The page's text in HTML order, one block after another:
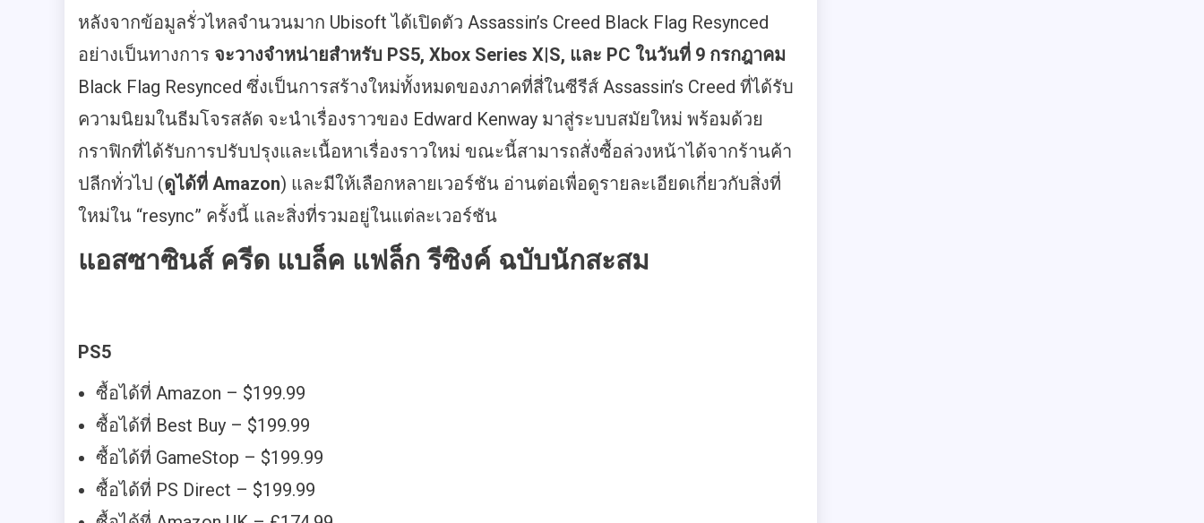
หลังจากข้อมูลรั่วไหลจำนวนมาก Ubisoft ได้เปิดตัว Assassin’s Creed Black Flag Resynced
อย่างเป็นทางการ จะวางจำหน่ายสำหรับ PS5, Xbox Series X|S, และ PC ในวันที่ 9 กรกฎาคม
Black Flag Resynced ซึ่งเป็นการสร้างใหม่ทั้งหมดของภาคที่สี่ในซีรีส์ Assassin’s Creed ที่ได้รับ
ความนิยมในธีมโจรสลัด จะนำเรื่องราวของ Edward Kenway มาสู่ระบบสมัยใหม่ พร้อมด้วย
กราฟิกที่ได้รับการปรับปรุงและเนื้อหาเรื่องราวใหม่ ขณะนี้สามารถสั่งซื้อล่วงหน้าได้จากร้านค้า
ปลีกทั่วไป (ดูได้ที่ Amazon) และมีให้เลือกหลายเวอร์ชัน อ่านต่อเพื่อดูรายละเอียดเกี่ยวกับสิ่งที่
ใหม่ใน “resync” ครั้งนี้ และสิ่งที่รวมอยู่ในแต่ละเวอร์ชัน
แอสซาซินส์ ครีด แบล็ค แฟล็ก รีซิงค์ ฉบับนักสะสม
PS5
ซื้อได้ที่ Amazon – $199.99
ซื้อได้ที่ Best Buy – $199.99
ซื้อได้ที่ GameStop – $199.99
ซื้อได้ที่ PS Direct – $199.99